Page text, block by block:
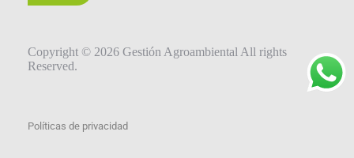
Copyright © 2026 Gestión Agroambiental All rights
Reserved.
Políticas de privacidad